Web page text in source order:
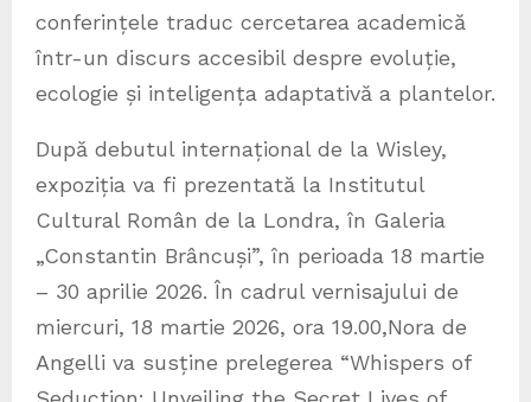
conferințele traduc cercetarea academică
într-un discurs accesibil despre evoluție,
ecologie și inteligența adaptativă a plantelor.
După debutul internațional de la Wisley,
expoziția va fi prezentată la Institutul
Cultural Român de la Londra, în Galeria
„Constantin Brâncuși”, în perioada 18 martie
– 30 aprilie 2026. În cadrul vernisajului de
miercuri, 18 martie 2026, ora 19.00,Nora de
Angelli va susține prelegerea “Whispers of